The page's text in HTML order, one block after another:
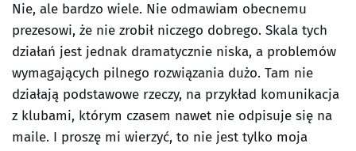
Nie, ale bardzo wiele. Nie odmawiam obecnemu
prezesowi, że nie zrobił niczego dobrego. Skala tych
działań jest jednak dramatycznie niska, a problemów
wymagających pilnego rozwiązania dużo. Tam nie
działają podstawowe rzeczy, na przykład komunikacja
z klubami, którym czasem nawet nie odpisuje się na
maile. I proszę mi wierzyć, to nie jest tylko moja